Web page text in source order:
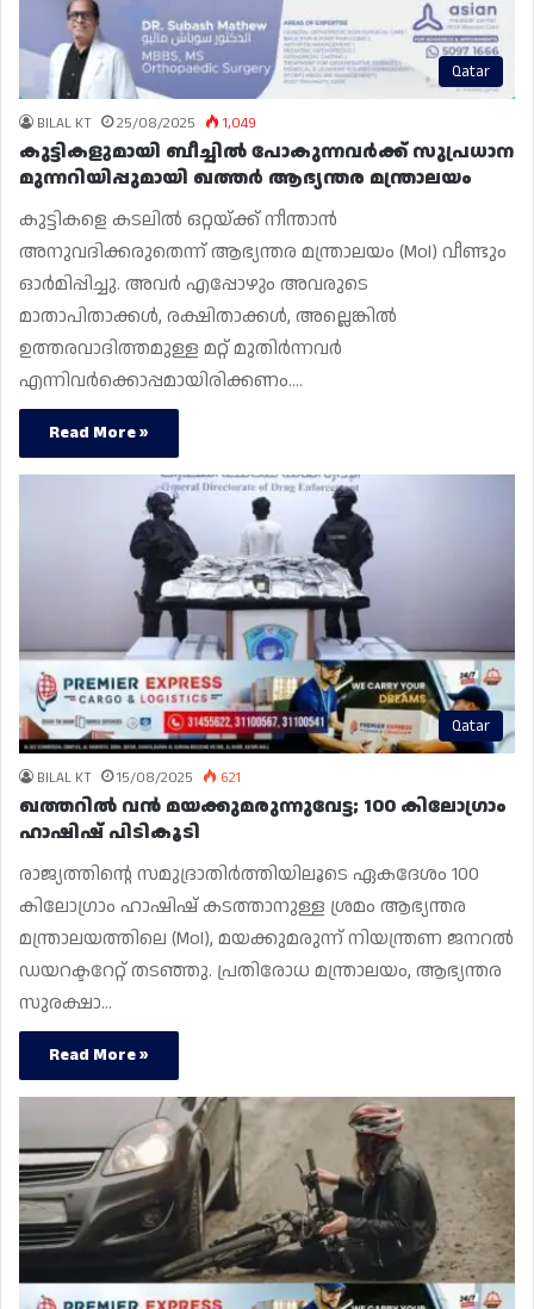
Qatar
BILAL KT 25/08/2025 1,049
കുട്ടികളുമായി ബീച്ചിൽ പോകുന്നവർക്ക് സുപ്രധാന
മുന്നറിയിപ്പുമായി ഖത്തർ ആഭ്യന്തര മന്ത്രാലയം
കുട്ടികളെ കടലിൽ ഒറ്റയ്ക്ക് നീന്താൻ
അനുവദിക്കരുതെന്ന് ആഭ്യന്തര മന്ത്രാലയം (MoI) വീണ്ടും
ഓർമിപ്പിച്ചു. അവർ എപ്പോഴും അവരുടെ
മാതാപിതാക്കൾ, രക്ഷിതാക്കൾ, അല്ലെങ്കിൽ
ഉത്തരവാദിത്തമുള്ള മറ്റ് മുതിർന്നവർ
എന്നിവർക്കൊപ്പമായിരിക്കണം.…
Read More »
Qatar
BILAL KT 15/08/2025 621
ഖത്തറിൽ വൻ മയക്കുമരുന്നുവേട്ട; 100 കിലോഗ്രാം
ഹാഷിഷ് പിടികൂടി
രാജ്യത്തിന്റെ സമുദ്രാതിർത്തിയിലൂടെ ഏകദേശം 100
കിലോഗ്രാം ഹാഷിഷ് കടത്താനുള്ള ശ്രമം ആഭ്യന്തര
മന്ത്രാലയത്തിലെ (MoI), മയക്കുമരുന്ന് നിയന്ത്രണ ജനറൽ
ഡയറക്ടറേറ്റ് തടഞ്ഞു. പ്രതിരോധ മന്ത്രാലയം, ആഭ്യന്തര
സുരക്ഷാ…
Read More »